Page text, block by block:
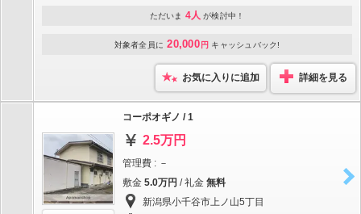
ただいま 4人 が検討中！
対象者全員に 20,000 円 キャッシュバック!
お気に入りに追加 詳細を見る
コーポオギノ / 1
2.5万円
管理費 : －
敷金 5.0万円 / 礼金 無料
新潟県小千谷市上ノ山5丁目